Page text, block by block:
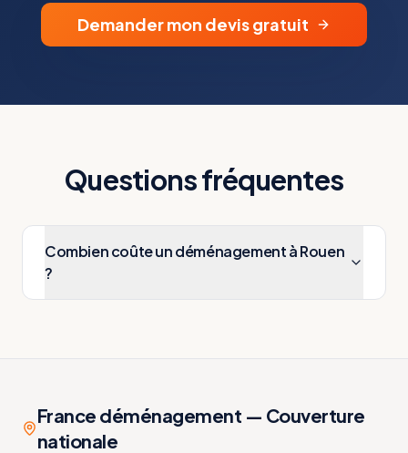
Demander mon devis gratuit
Questions fréquentes
Combien coûte un déménagement à Rouen
?
France déménagement — Couverture
nationale